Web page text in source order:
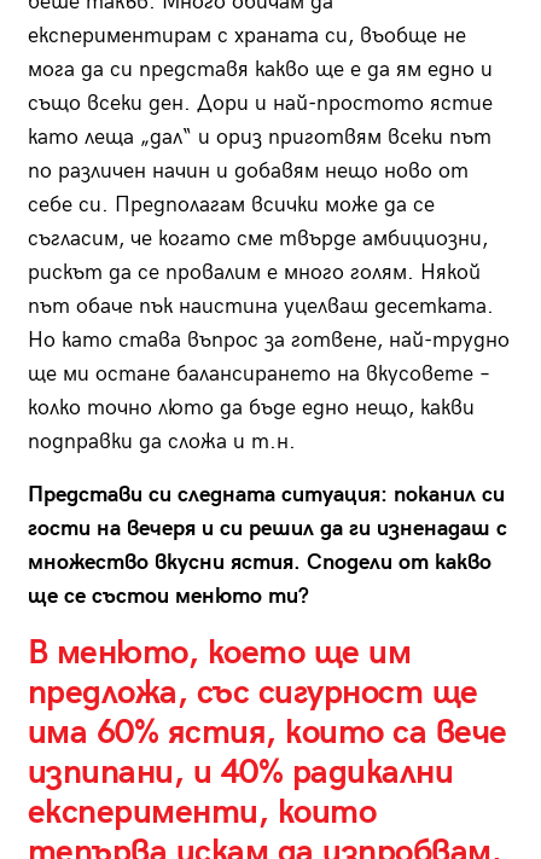
експериментирам с храната си, въобще не
мога да си представя какво ще е да ям едно и
също всеки ден. Дори и най-простото ястие
като леща „дал“ и ориз приготвям всеки път
по различен начин и добавям нещо ново от
себе си. Предполагам всички може да се
съгласим, че когато сме твърде амбициозни,
рискът да се провалим е много голям. Някой
път обаче пък наистина уцелваш десетката.
Но като става въпрос за готвене, най-трудно
ще ми остане балансирането на вкусовете –
колко точно люто да бъде едно нещо, какви
подправки да сложа и т.н.
Представи си следната ситуация: поканил си
гости на вечеря и си решил да ги изненадаш с
множество вкусни ястия. Сподели от какво
ще се състои менюто ти?
В менюто, което ще им
предложа, със сигурност ще
има 60% ястия, които са вече
изпипани, и 40% радикални
експерименти, които